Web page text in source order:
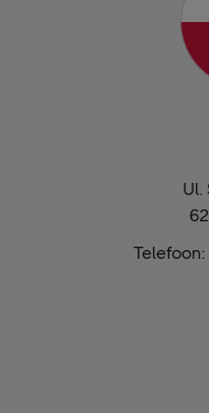
Ul.